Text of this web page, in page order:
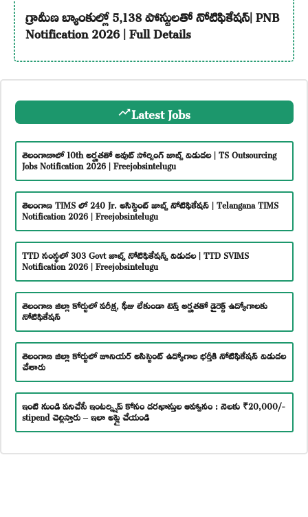
గ్రామీణ బ్యాంకుల్లో 5,138 పోస్టులతో నోటిఫికేషన్| PNB
Notification 2026 | Full Details
Latest Jobs
తెలంగాణాలో 10th అర్హతతో అవుట్ సోర్సింగ్ జాబ్స్ విడుదల | TS Outsourcing
Jobs Notification 2026 | Freejobsintelugu
తెలంగాణ TIMS లో 240 Jr. అసిస్టెంట్ జాబ్స్ నోటిఫికేషన్ | Telangana TIMS
Notification 2026 | Freejobsintelugu
TTD సంస్థలో 303 Govt జాబ్స్ నోటిఫికేషన్స్ విడుదల | TTD SVIMS
Notification 2026 | Freejobsintelugu
తెలంగాణ జిల్లా కోర్టులో పరీక్ష, ఫీజు లేకుండా టెన్త్ అర్హతతో డైరెక్ట్ ఉద్యోగాలకు
నోటిఫికేషన్
తెలంగాణ జిల్లా కోర్టులో జూనియర్ అసిస్టెంట్ ఉద్యోగాల భర్తీకి నోటిఫికేషన్ విడుదల
చేశారు
ఇంటి నుండి పనిచేసే ఇంటర్న్షిప్ కోసం దరఖాస్తుల ఆహ్వానం : నెలకు ₹20,000/-
stipend చెల్లిస్తారు – ఇలా అప్లై చేయండి